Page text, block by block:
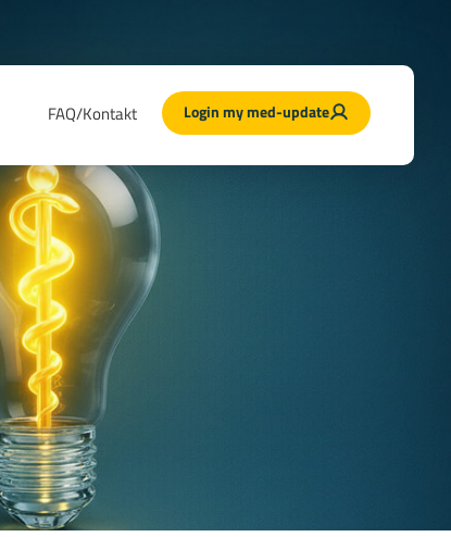
FAQ/Kontakt Login my med-update